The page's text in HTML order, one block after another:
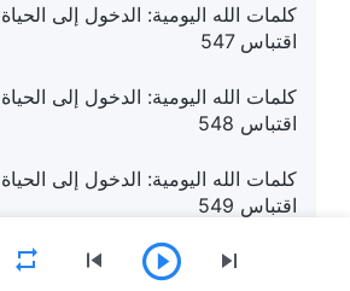
كلمات الله اليومية: الدخول إلى الحياة |
اقتباس 547
كلمات الله اليومية: الدخول إلى الحياة |
اقتباس 548
كلمات الله اليومية: الدخول إلى الحياة |
اقتباس 549
كلمات الله اليومية: الدخول إلى الحياة |